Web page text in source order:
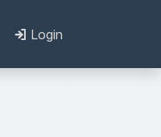
Login